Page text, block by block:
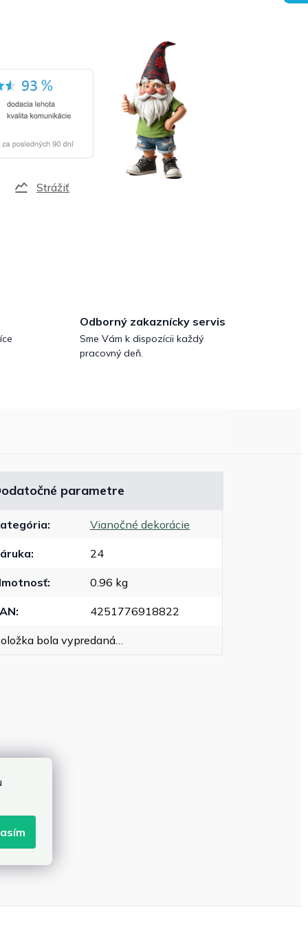
Strážiť
Odborný zakaznícky servis
Sme Vám k dispozícii každý
pracovný deň.
parametre
: Vianočné dekorácie
: 24
: 0.96 kg
: 4251776918822
bola vypredaná…